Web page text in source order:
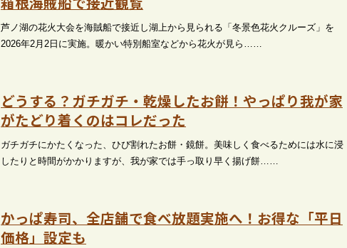
芦ノ湖の花火大会を海賊船で接近し湖上から見られる「冬景色花火クルーズ」を
2026年2月2日に実施。暖かい特別船室などから花火が見ら……
どうする？ガチガチ・乾燥したお餅！やっぱり我が家
がたどり着くのはコレだった
ガチガチにかたくなった、ひび割れたお餅・鏡餅。美味しく食べるためには水に浸
したりと時間がかかりますが、我が家では手っ取り早く揚げ餅……
かっぱ寿司、全店舗で食べ放題実施へ！お得な「平日
価格」設定も